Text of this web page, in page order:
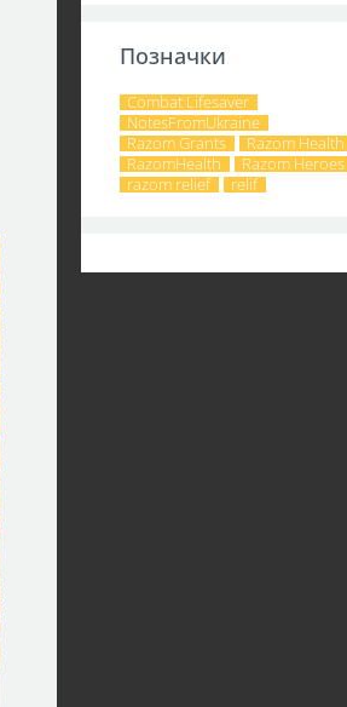
Позначки
Combat Lifesaver
NotesFromUkraine
Razom Grants
Razom Health
RazomHealth
Razom Heroes
razom relief
relif